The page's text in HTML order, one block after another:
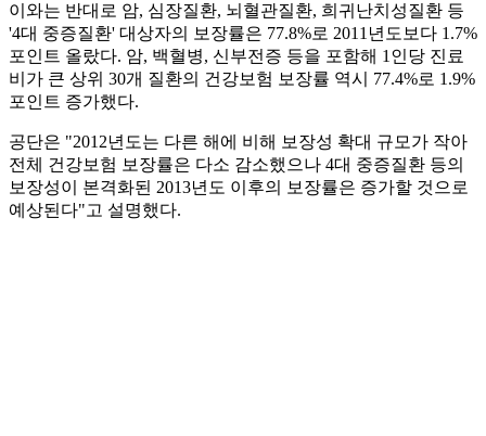
이와는 반대로 암, 심장질환, 뇌혈관질환, 희귀난치성질환 등
'4대 중증질환' 대상자의 보장률은 77.8%로 2011년도보다 1.7%
포인트 올랐다. 암, 백혈병, 신부전증 등을 포함해 1인당 진료
비가 큰 상위 30개 질환의 건강보험 보장률 역시 77.4%로 1.9%
포인트 증가했다.
공단은 "2012년도는 다른 해에 비해 보장성 확대 규모가 작아
전체 건강보험 보장률은 다소 감소했으나 4대 중증질환 등의
보장성이 본격화된 2013년도 이후의 보장률은 증가할 것으로
예상된다"고 설명했다.